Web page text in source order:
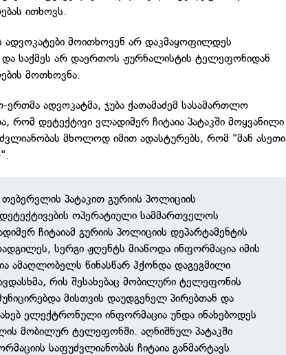
ითხოვს.
ადვოკატები მოითხოვენ არ დაკმაყოფილდეს
და საქმეს არ დაერთოს ჟურნალისტის ტელეფონიდან
მოთხოვნა.
ადვოკატმა, ჯუბა ქათამაძემ სასამართლო
რომ დეტექტივი ვლადიმერ ჩიტაია პატაკში მოყვანილი
მხოლოდ იმით ადასტურებს, რომ "მან ასეთი
პატაკით გურიის პოლიციის
ოპერატიული სამმართველოს
ჩიტაიამ გურიის პოლიციის დეპარტამენტის
სერგი ჟღენტს მიაწოდა ინფორმაცია იმის
ამაღლობელს წინასწარ ჰქონდა დაგეგმილი
რის შესახებაც მობილური ტელეფონის
მისთვის დაუდგენელ პირებთან და
ელექტრონული ინფორმაცია უნდა ინახებოდეს
მობილურ ტელეფონში. აღნიშნულ პატაკში
საფუძვლიანობას ჩიტაია განმარტავს